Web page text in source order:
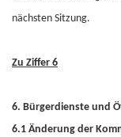
nächsten Sitzung.
Zu Ziffer 6
6. Bürgerdienste und
6.1 Änderung der